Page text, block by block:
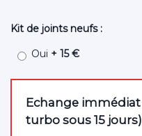
Kit de joints neufs :
Oui + 15 €
Echange
turbo sous 15 jours)